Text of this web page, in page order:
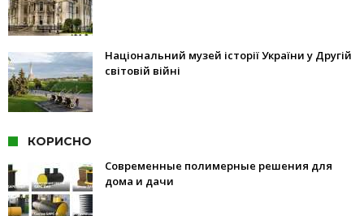
Національний музей історії України у Другій
світовій війні
КОРИСНО
Современные полимерные решения для
дома и дачи